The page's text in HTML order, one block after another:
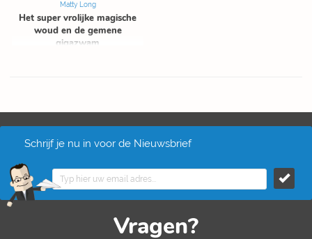
Matty Long
Het super vrolijke magische
woud en de gemene
gigazwam
Schrijf je nu in voor de Nieuwsbrief
Vragen?